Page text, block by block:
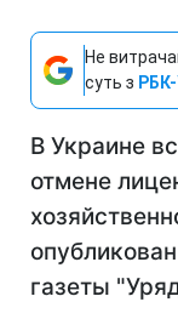
Не
суть з
В Украине
отмене
газеты